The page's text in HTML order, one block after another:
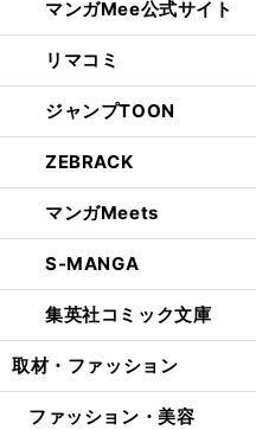
マンガMee公式サイト
リマコミ
ジャンプTOON
ZEBRACK
マンガMeets
S-MANGA
集英社コミック文庫
取材・ファッション
ファッション・美容